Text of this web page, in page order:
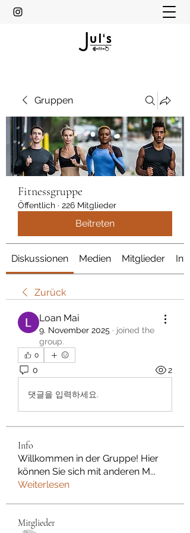
Gruppen
Fitnessgruppe
Öffentlich · 226 Mitglieder
Beitreten
Diskussionen Medien Mitglieder Info
Zurück
Loan Mai
9. November 2025 · joined the
group.
0
0 2
댓글을 입력하세요.
Info
Willkommen in der Gruppe! Hier
können Sie sich mit anderen M...
Weiterlesen
Mitglieder